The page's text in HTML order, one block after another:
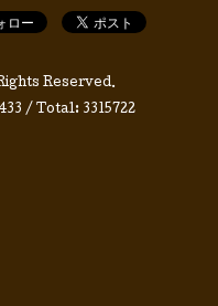
Reserved.
/ Total: 3315722